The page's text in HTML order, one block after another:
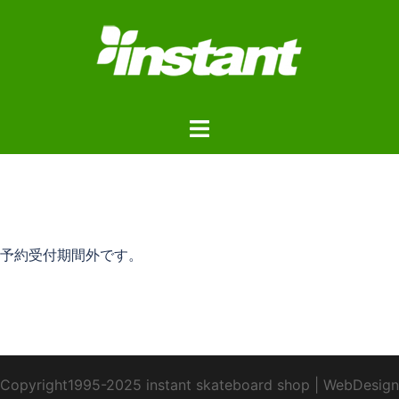
予約受付期間外です。
Copyright1995-2025 instant skateboard shop
WebDesign